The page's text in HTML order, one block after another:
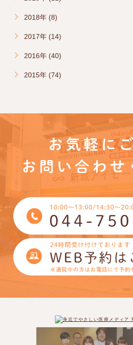
2018年 (8)
2017年 (14)
2016年 (40)
2015年 (74)
お気軽に
お問い合わせ